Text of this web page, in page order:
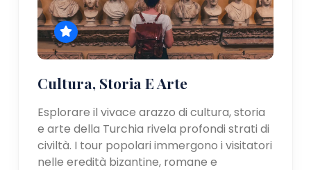
Cultura, Storia E Arte
Esplorare il vivace arazzo di cultura, storia
e arte della Turchia rivela profondi strati di
civiltà. I tour popolari immergono i visitatori
nelle eredità bizantine, romane e